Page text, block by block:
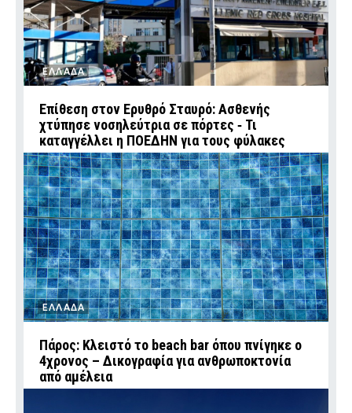
ΕΛΛΑΔΑ
Επίθεση στον Ερυθρό Σταυρό: Ασθενής
χτύπησε νοσηλεύτρια σε πόρτες ‑ Τι
καταγγέλλει η ΠΟΕΔΗΝ για τους φύλακες
ΕΛΛΑΔΑ
Πάρος: Κλειστό το beach bar όπου πνίγηκε ο
4χρονος – Δικογραφία για ανθρωποκτονία
από αμέλεια